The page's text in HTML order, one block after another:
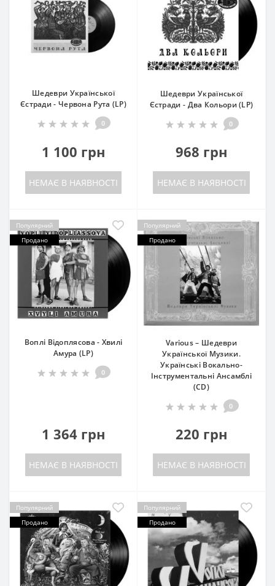
Шедеври Української
Єстради - Червона Рута (LP)
0
1 100 грн
НЕМАЄ В НАЯВНОСТІ
Шедеври Української
Єстради - Два Кольори (LP)
0
968 грн
НЕМАЄ В НАЯВНОСТІ
Популярний
Продано
Воплі Відоплясова - Хвилі
Амура (LP)
0
1 364 грн
НЕМАЄ В НАЯВНОСТІ
Популярний
Продано
Various – Шедеври
Української Музики.
Українські Вокально-
Інструментальні Ансамблі
(CD)
0
220 грн
НЕМАЄ В НАЯВНОСТІ
Популярний
Продано
Популярний
Продано